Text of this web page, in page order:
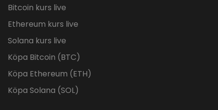
Bitcoin kurs live
Ethereum kurs live
Solana kurs live
Köpa Bitcoin (BTC)
Köpa Ethereum (ETH)
Köpa Solana (SOL)